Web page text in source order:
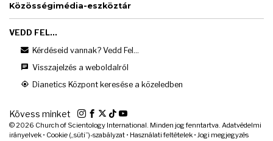
Közösségimédia-eszköztár
VEDD FEL...
Kérdéseid vannak? Vedd Fel...
Visszajelzés a weboldalról
Dianetics Központ keresése a közeledben
Kövess minket
© 2026 Church of Scientology International. Minden jog fenntartva. Adatvédelmi
irányelvek • Cookie („süti”)-szabályzat • Használati feltételek • Jogi megjegyzés